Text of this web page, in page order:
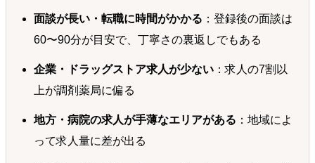
面談が長い・転職に時間がかかる ：登録後の面談は
60〜90分が目安で、丁寧さの裏返しでもある
企業・ドラッグストア求人が少ない：求人の7割以
上が調剤薬局に偏る
地方・病院の求人が手薄なエリアがある ：地域によ
って求人量に差が出る